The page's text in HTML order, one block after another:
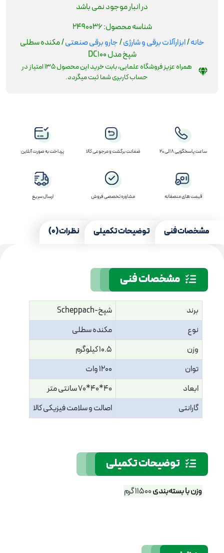
در انبار موجود نمی باشد
شناسه محصول:2490036
خانه/ابزارآلات برقی و شارژی/جارو برقی صنعتی/ مکنده سطلی
شپخ مدل DC100
همراه عزیز فروشگاه علمایی، بابت خرید این محصول135امتیاز در
حساب کاربری شما ثبت میگردد.
ساعت پاسخگویی 8 الی 20 ضمانت برگشت و مرجوعی کالا پرداخت به صورت آنلاین
قیمت های منصفانه مشاوره تخصصی فروش ارسال سریع
مشخصات فنی توضیحات تکمیلی نظرات (0)
مشخصات فنی
برند
شپخ-Scheppach
نوع
مکنده سطلی
وزن
10.5 کیلوگرم
توان
1200 وات
ابعاد
40*40*70 سانتی متر
گارانتی
اصالت و سلامت فیزیکی کالا
توضیحات تکمیلی
وزن با بسته‌بندی11500 گرم